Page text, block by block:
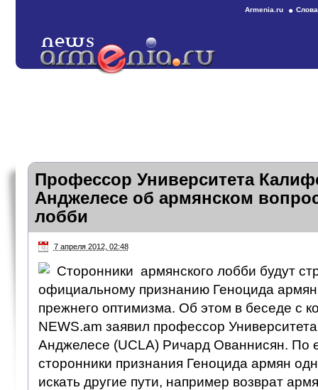
Armenia.ru
Профессор Университета
Анджелесе об армянском
лобби
7 апреля 2012, 02:48
Сторонники армянского лобби будут
официальному признанию Геноцида
прежнего оптимизма. Об этом в беседе с
NEWS.am заявил профессор
Анджелесе (UCLA) Ричард Ованнисян. По
сторонники признания Геноцида армян
искать другие пути, например возврат